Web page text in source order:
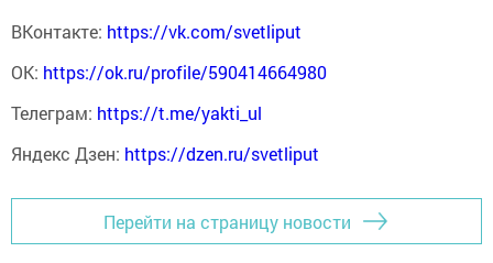
ВКонтакте: https://vk.com/svetliput
ОК: https://ok.ru/profile/590414664980
Телеграм: https://t.me/yakti_ul
Яндекс Дзен: https://dzen.ru/svetliput
Перейти на страницу новости